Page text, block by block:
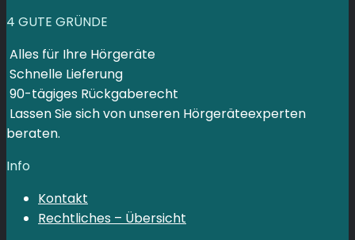
4 GUTE GRÜNDE
Alles für Ihre Hörgeräte
Schnelle Lieferung
90-tägiges Rückgaberecht
Lassen Sie sich von unseren Hörgeräteexperten
beraten.
Info
Kontakt
Rechtliches – Übersicht